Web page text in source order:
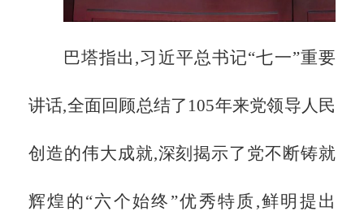
巴塔指出,习近平总书记“七一”重要
讲话,全面回顾总结了105年来党领导人民
创造的伟大成就,深刻揭示了党不断铸就
辉煌的“六个始终”优秀特质,鲜明提出